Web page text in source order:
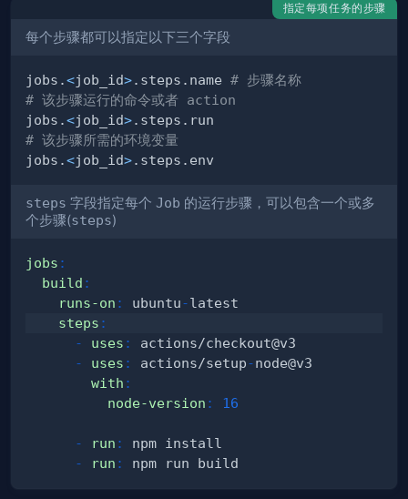
指定每项任务的步骤
每个步骤都可以指定以下三个字段
jobs.<job_id>.steps.name # 步骤名称
# 该步骤运行的命令或者 action
jobs.<job_id>
# 该步骤所需的环境变量
jobs.<job_id>
steps 字段指定每个 Job 的运行步骤，可以包含一个或多
个步骤(steps)
jobs :
build :
runs-on : ubuntu-
steps :
-
uses :
-
uses : actions/setup-
with :
node-version : 16
- run :
-
run :